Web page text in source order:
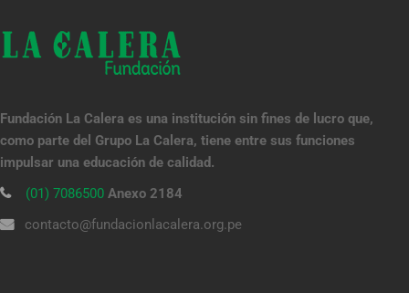
Fundación La Calera es una institución sin fines de lucro que,
como parte del Grupo La Calera, tiene entre sus funciones
impulsar una educación de calidad.
(01) 7086500 Anexo 2184
contacto@fundacionlacalera.org.pe